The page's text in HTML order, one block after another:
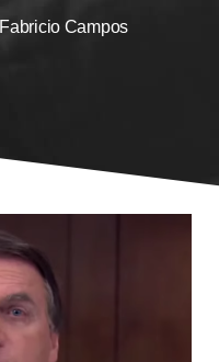
Fabricio Campos